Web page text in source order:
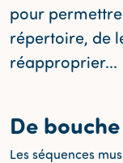
pour
répertoire, de
réapproprier...
De
Les séquences